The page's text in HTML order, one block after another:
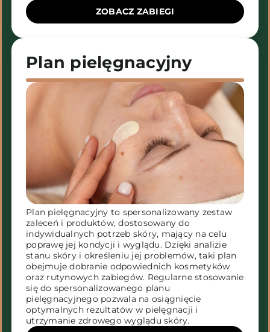
ZOBACZ ZABIEGI
Plan pielęgnacyjny
Plan pielęgnacyjny to spersonalizowany zestaw
zaleceń i produktów, dostosowany do
indywidualnych potrzeb skóry, mający na celu
poprawę jej kondycji i wyglądu. Dzięki analizie
stanu skóry i określeniu jej problemów, taki plan
obejmuje dobranie odpowiednich kosmetyków
oraz rutynowych zabiegów. Regularne stosowanie
się do spersonalizowanego planu
pielęgnacyjnego pozwala na osiągnięcie
optymalnych rezultatów w pielęgnacji i
utrzymanie zdrowego wyglądu skóry.